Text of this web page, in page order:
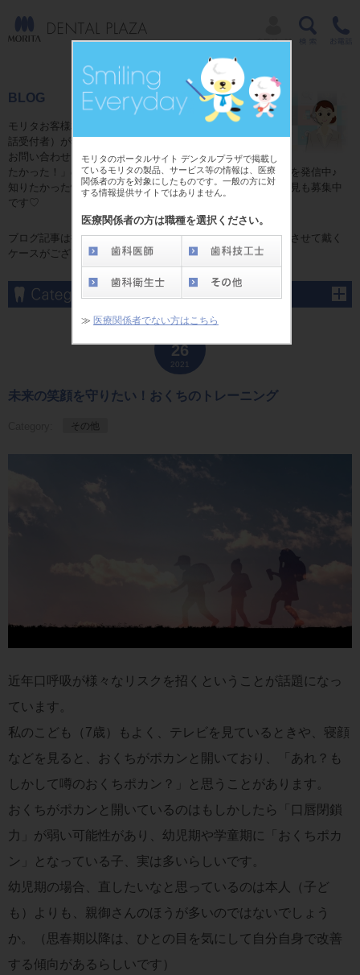
モリタのポータルサイト デンタルプラザで掲載し
ているモリタの製品、サービス等の情報は、医療
関係者の方を対象にしたものです。一般の方に対
する情報提供サイトではありません。
医療関係者の方は職種を選択ください。
≫ 医療関係者でない方はこちら
BLOG
モリタお客様相談センターのコミュニケーター（電
話受付者）が独自目線で贈る日常ブログ☆
お問い合わせをいただいた皆様からの「これが知り
たかった！」の情報やお話の中で発見した「耳よりの情報」を発信中♪
知りたかった情報がここにある！かも？ブログに関するご意見も募集中
です♡
ブログ記事は掲載当時の内容となり、予告なしに変更、修正させて戴く
ケースがございます。予めご了承くださいませ。
26
2021
未来の笑顔を守りたい！おくちのトレーニング
その他
近年口呼吸が様々なリスクを招くということが話題になっ
ています。
私のこども（7歳）もよく、テレビを見ているときや、寝顔
などを見ると、おくちがポカンと開いており、「あれ？も
しかして噂のおくちポカン？」と思うことがあります。
おくちがポカンと開いているのはもしかしたら「口唇閉鎖
力」が弱い可能性があり、幼児期や学童期に「おくちポカ
ン」となっている子、実は多いらしいです。
幼児期の場合、直したいなと思っているのは本人（子ど
も）よりも、親御さんのほうが多いのではないでしょう
か。（思春期以降は、ひとの目を気にして自分自身で改善
する傾向があるらしいです）